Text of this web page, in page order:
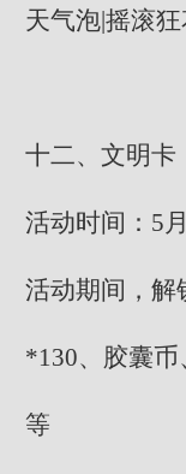
天气泡|摇滚
十二、文明卡
活动时间：5
活动期间，解
*130、胶囊币
等